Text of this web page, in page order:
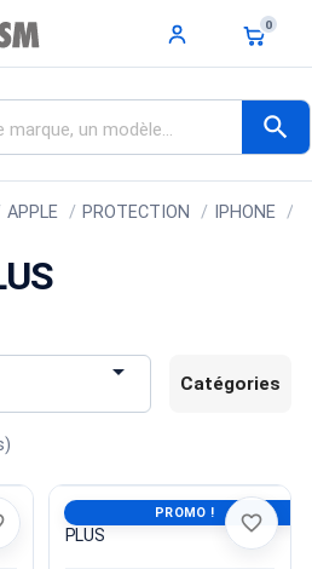
0
search
APPLE PROTECTION IPHONE
 Catégories
TIROIR SIM Pour IPHONE 7
PLUS
PROMO ! favorite_border